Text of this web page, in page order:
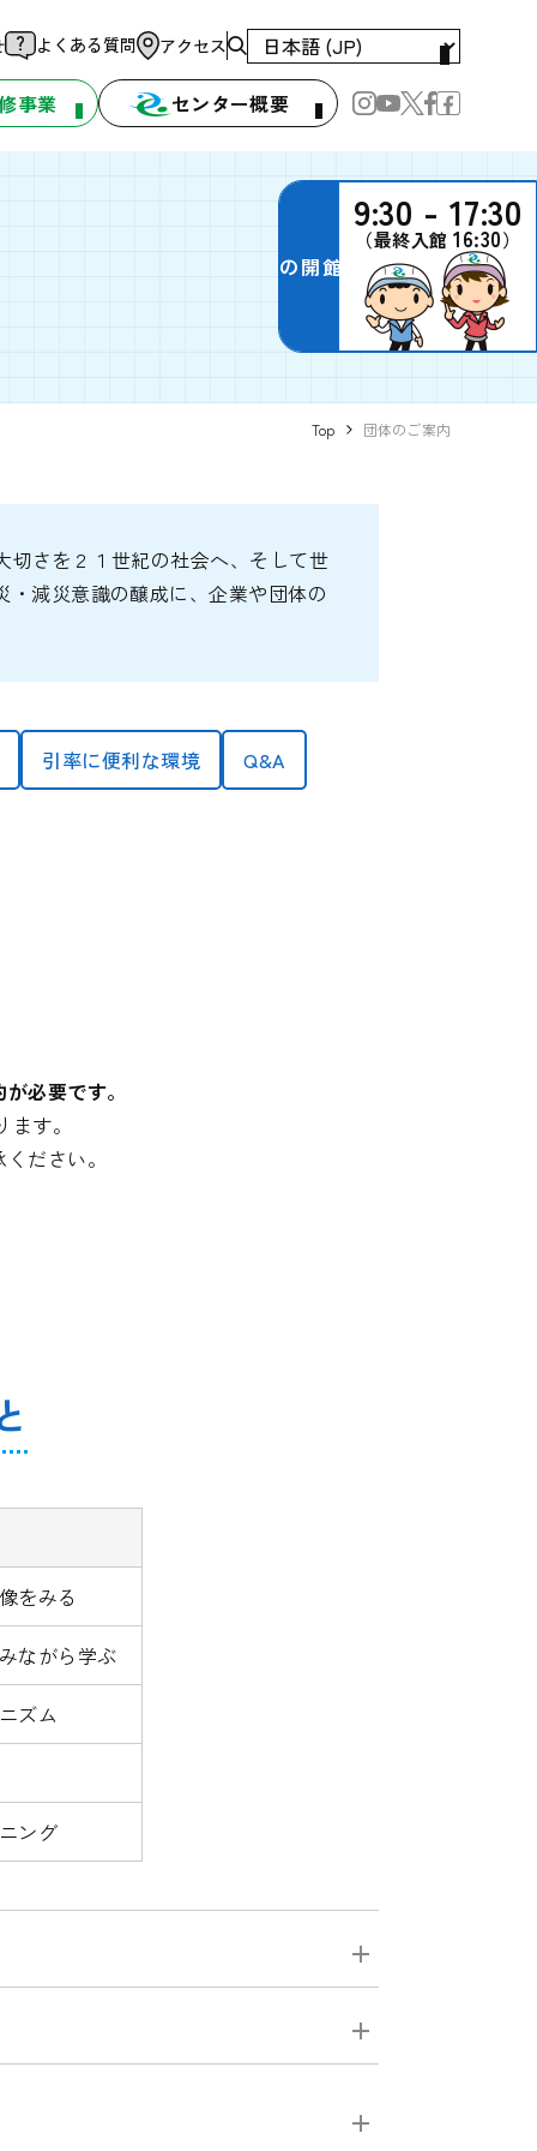
よくある質問 アクセス
本日の開館時間
9:30 - 17:30
（最終入館16:30）
事業 センター概要
Top 団体のご案内
切さを２１世紀の社会へ、そして世
減災意識の醸成に、企業や団体の
引率に便利な環境 Q&A
必要です。
す。
ださい。
をみる
ながら学ぶ
ズム
ング